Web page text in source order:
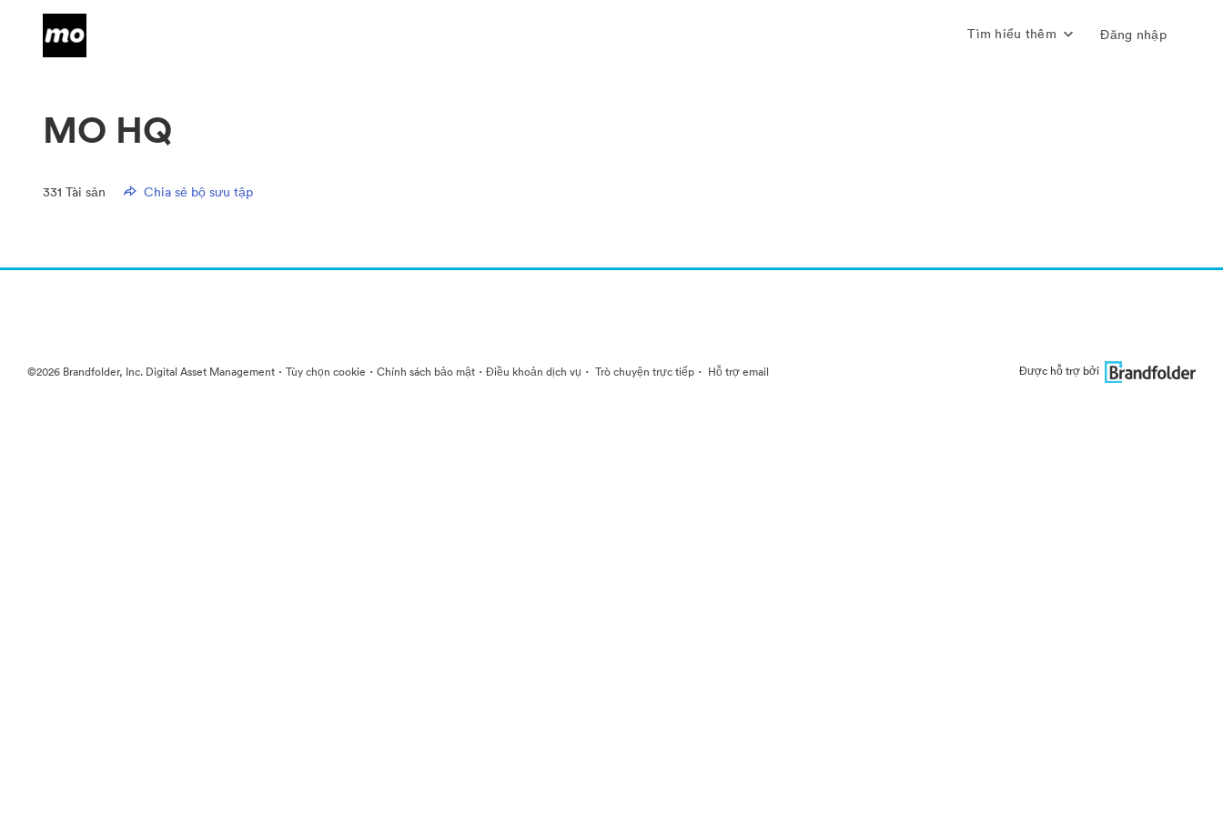
Tìm hiểu thêm Đăng nhập
MO HQ
331 Tài sản Chia sẻ bộ sưu tập
©2026 Brandfolder, Inc. Digital Asset Management · Tùy chọn cookie · Chính sách bảo mật · Điều khoản dịch vụ · Trò chuyện trực tiếp · Hỗ trợ email Được hỗ trợ bởi